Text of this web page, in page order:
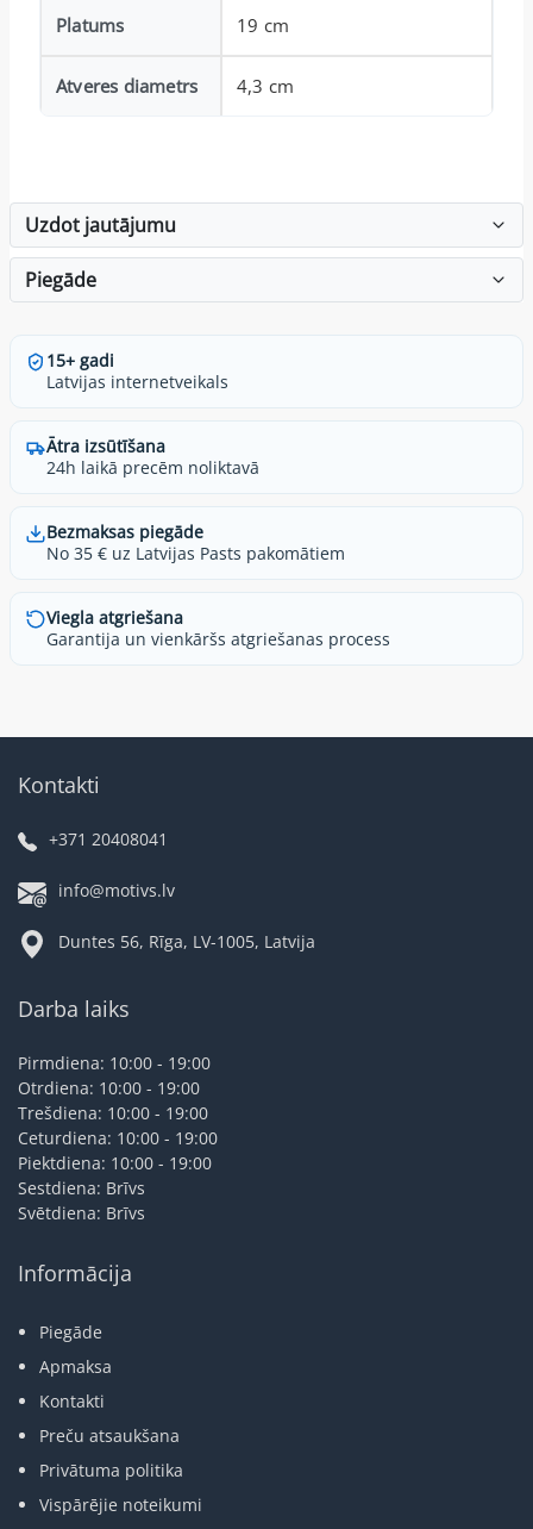
Platums 19 cm
Atveres diametrs 4,3 cm
Uzdot jautājumu
Piegāde
15+ gadi
Latvijas internetveikals
Ātra izsūtīšana
24h laikā precēm noliktavā
Bezmaksas piegāde
No 35 € uz Latvijas Pasts pakomātiem
Viegla atgriešana
Garantija un vienkāršs atgriešanas process
Kontakti
+371 20408041
info@motivs.lv
Duntes 56, Rīga, LV-1005, Latvija
Darba laiks
Pirmdiena: 10:00 - 19:00
Otrdiena: 10:00 - 19:00
Trešdiena: 10:00 - 19:00
Ceturdiena: 10:00 - 19:00
Piektdiena: 10:00 - 19:00
Sestdiena: Brīvs
Svētdiena: Brīvs
Informācija
Piegāde
Apmaksa
Kontakti
Preču atsaukšana
Privātuma politika
Vispārējie noteikumi